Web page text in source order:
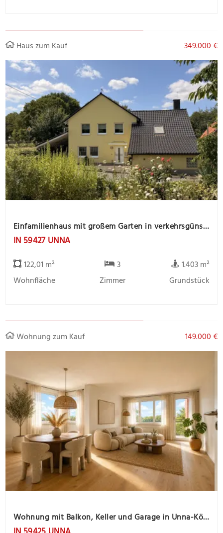
Haus zum Kauf 349.000 €
Einfamilienhaus mit großem Garten in verkehrsgünstiger Lage und Wohnmobilstellfläche
IN 59427 UNNA
122,01 m²
Wohnfläche
3
Zimmer
1.403 m²
Grundstück
Wohnung zum Kauf 149.000 €
Wohnung mit Balkon, Keller und Garage in Unna-Königsborn